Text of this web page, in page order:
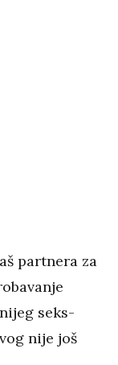
partnera za
seks-
nije još